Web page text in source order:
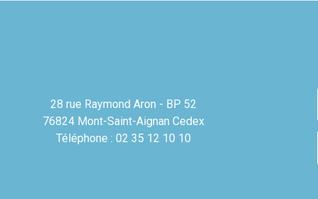
28 rue Raymond Aron - BP 52
76824 Mont-Saint-Aignan Cedex
Téléphone : 02 35 12 10 10